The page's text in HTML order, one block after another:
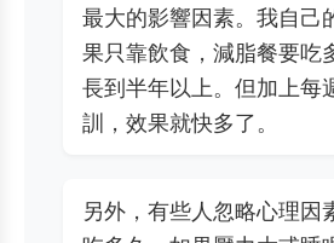
最大的影響因素。我自己
果只靠飲食，減脂餐要吃
長到半年以上。但加上每
訓，效果就快多了。
另外，有些人忽略心理因